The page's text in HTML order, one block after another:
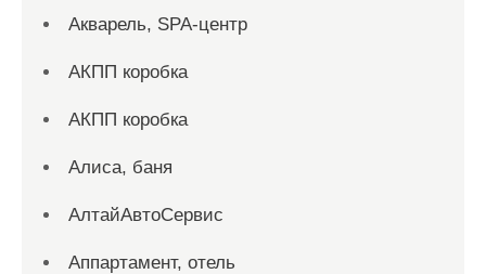
Акварель, SPA-центр
АКПП коробка
АКПП коробка
Алиса, баня
АлтайАвтоСервис
Аппартамент, отель